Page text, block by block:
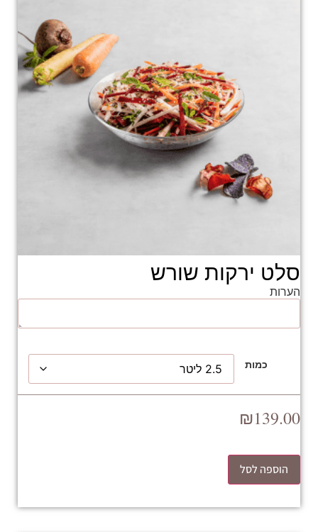
סלט ירקות שורש
הערות
כמות
₪139.00
הוספה לסל